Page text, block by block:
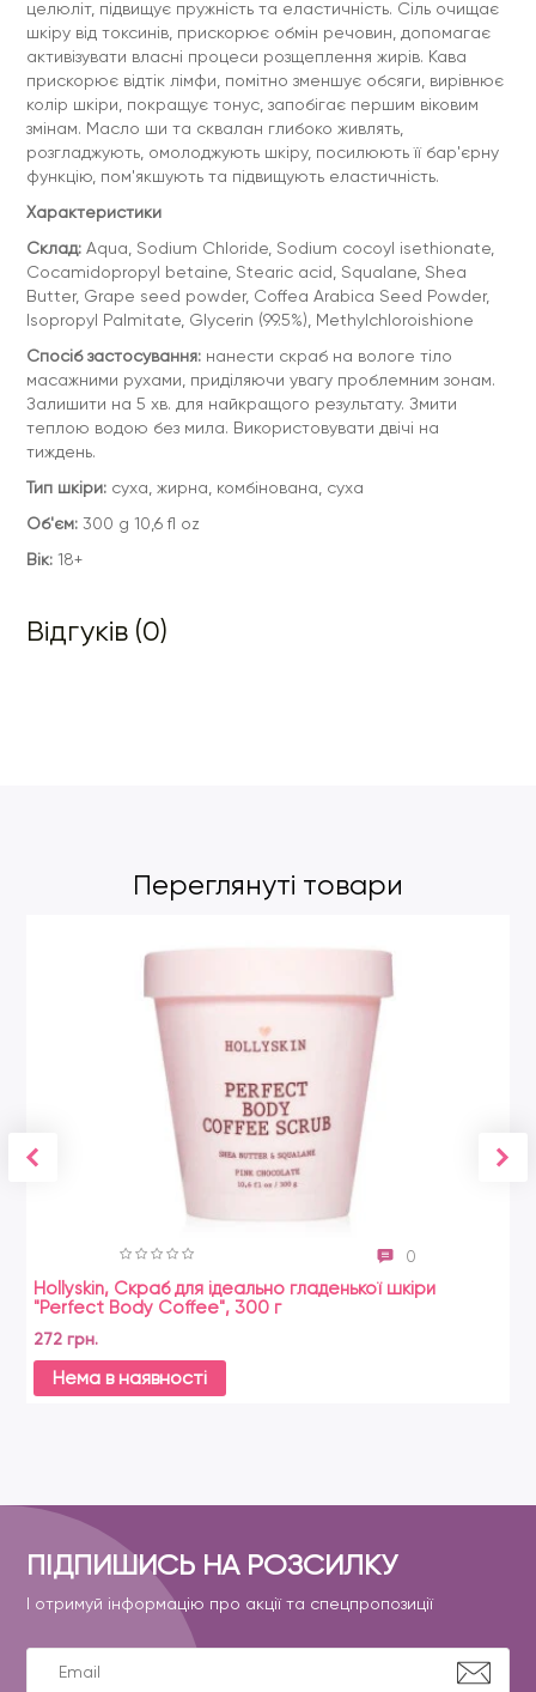
целюліт, підвищує пружність та еластичність. Сіль очищає
шкіру від токсинів, прискорює обмін речовин, допомагає
активізувати власні процеси розщеплення жирів. Кава
прискорює відтік лімфи, помітно зменшує обсяги, вирівнює
колір шкіри, покращує тонус, запобігає першим віковим
змінам. Масло ши та сквалан глибоко живлять,
розгладжують, омолоджують шкіру, посилюють її бар'єрну
функцію, пом'якшують та підвищують еластичність.
Характеристики
Склад: Aqua, Sodium Chloride, Sodium cocoyl isethionate,
Cocamidopropyl betaine, Stearic acid, Squalane, Shea
Butter, Grape seed powder, Coffea Arabica Seed Powder,
Isopropyl Palmitate, Glycerin (99.5%), Methylchloroishione
Спосіб застосування: нанести скраб на вологе тіло
масажними рухами, приділяючи увагу проблемним зонам.
Залишити на 5 хв. для найкращого результату. Змити
теплою водою без мила. Використовувати двічі на
тиждень.
Тип шкіри: суха, жирна, комбінована, суха
Об'єм: 300 g 10,6 fl oz
Вік: 18+
Відгуків (0)
Переглянуті товари
0
Hollyskin, Скраб для ідеально гладенької шкіри
"Perfect Body Coffee", 300 г
272 грн.
Нема в наявності
ПІДПИШИСЬ НА РОЗСИЛКУ
І отримуй інформацію про акції та спецпропозиції